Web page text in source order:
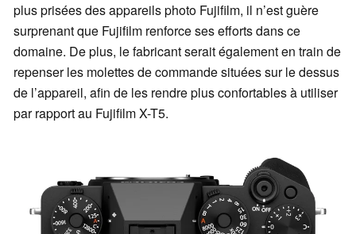
plus prisées des appareils photo Fujifilm, il n’est guère
surprenant que Fujifilm renforce ses efforts dans ce
domaine. De plus, le fabricant serait également en train de
repenser les molettes de commande situées sur le dessus
de l’appareil, afin de les rendre plus confortables à utiliser
par rapport au Fujifilm X-T5.